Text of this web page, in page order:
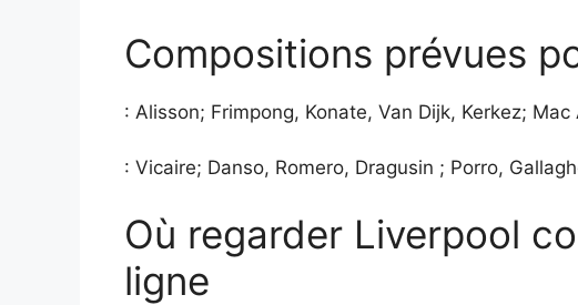
Compositions prévues
: Alisson; Frimpong, Konate, Van Dijk, Kerkez;
: Vicaire; Danso, Romero, Dragusin ; Porro,
Où regarder Liverpool
ligne